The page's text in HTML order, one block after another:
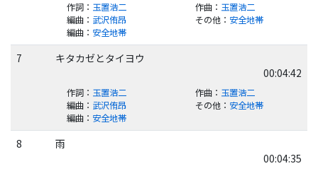
作詞： 玉置浩二 作曲： 玉置浩二
編曲： 武沢侑昂 その他： 安全地帯
編曲： 安全地帯
7
キタカゼとタイヨウ
00:04:42
作詞： 玉置浩二 作曲： 玉置浩二
編曲： 武沢侑昂 その他： 安全地帯
編曲： 安全地帯
8
雨
00:04:35